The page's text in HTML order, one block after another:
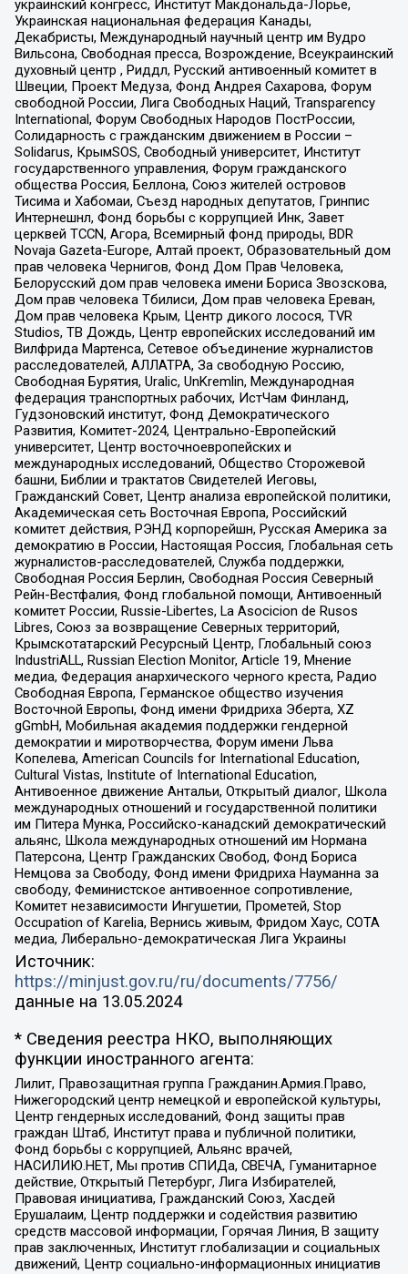
украинский конгресс, Институт Макдональда-Лорье,
Украинская национальная федерация Канады,
Декабристы, Международный научный центр им Вудро
Вильсона, Свободная пресса, Возрождение, Всеукраинский
духовный центр , Риддл, Русский антивоенный комитет в
Швеции, Проект Медуза, Фонд Андрея Сахарова, Форум
свободной России, Лига Свободных Наций, Transparеncy
International, Форум Свободных Народов ПостРоссии,
Солидарность с гражданским движением в России –
Solidarus, КрымSOS, Свободный университет, Институт
государственного управления, Форум гражданского
общества Россия, Беллона, Союз жителей островов
Тисима и Хабомаи, Съезд народных депутатов, Гринпис
Интернешнл, Фонд борьбы с коррупцией Инк, Завет
церквей TCCN, Агора, Всемирный фонд природы, BDR
Novaja Gazeta-Europe, Алтай проект, Образовательный дом
прав человека Чернигов, Фонд Дом Прав Человека,
Белорусский дом прав человека имени Бориса Звозскова,
Дом прав человека Тбилиси, Дом прав человека Ереван,
Дом прав человека Крым, Центр дикого лосося, TVR
Studios, ТВ Дождь, Центр европейских исследований им
Вилфрида Мартенса, Сетевое объединение журналистов
расследователей, АЛЛАТРА, За свободную Россию,
Свободная Бурятия, Uralic, UnKremlin, Международная
федерация транспортных рабочих, ИстЧам Финланд,
Гудзоновский институт, Фонд Демократического
Развития, Комитет-2024, Центрально-Европейский
университет, Центр восточноевропейских и
международных исследований, Общество Сторожевой
башни, Библии и трактатов Свидетелей Иеговы,
Гражданский Совет, Центр анализа европейской политики,
Академическая сеть Восточная Европа, Российский
комитет действия, РЭНД корпорейшн, Русская Америка за
демократию в России, Настоящая Россия, Глобальная сеть
журналистов-расследователей, Служба поддержки,
Свободная Россия Берлин, Свободная Россия Северный
Рейн-Вестфалия, Фонд глобальной помощи, Антивоенный
комитет России, Russie-Libertes, La Asocicion de Rusos
Libres, Союз за возвращение Северных территорий,
Крымскотатарский Ресурсный Центр, Глобальный союз
IndustriALL, Russian Election Monitor, Article 19, Мнение
медиа, Федерация анархического черного креста, Радио
Свободная Европа, Германское общество изучения
Восточной Европы, Фонд имени Фридриха Эберта, XZ
gGmbH, Мобильная академия поддержки гендерной
демократии и миротворчества, Форум имени Льва
Копелева, American Councils for International Education,
Cultural Vistas, Institute of International Education,
Антивоенное движение Антальи, Открытый диалог, Школа
международных отношений и государственной политики
им Питера Мунка, Российско-канадский демократический
альянс, Школа международных отношений им Нормана
Патерсона, Центр Гражданских Свобод, Фонд Бориса
Немцова за Свободу, Фонд имени Фридриха Науманна за
свободу, Феминистское антивоенное сопротивление,
Комитет независимости Ингушетии, Прометей, Stop
Occupation of Karelia, Вернись живым, Фридом Хаус, СОТА
медиа, Либерально-демократическая Лига Украины
Источник:
https://minjust.gov.ru/ru/documents/7756/
данные на 13.05.2024
* Сведения реестра НКО, выполняющих
функции иностранного агента:
Лилит, Правозащитная группа Гражданин.Армия.Право,
Нижегородский центр немецкой и европейской культуры,
Центр гендерных исследований, Фонд защиты прав
граждан Штаб, Институт права и публичной политики,
Фонд борьбы с коррупцией, Альянс врачей,
НАСИЛИЮ.НЕТ, Мы против СПИДа, СВЕЧА, Гуманитарное
действие, Открытый Петербург, Лига Избирателей,
Правовая инициатива, Гражданский Союз, Хасдей
Ерушалаим, Центр поддержки и содействия развитию
средств массовой информации, Горячая Линия, В защиту
прав заключенных, Институт глобализации и социальных
движений, Центр социально-информационных инициатив